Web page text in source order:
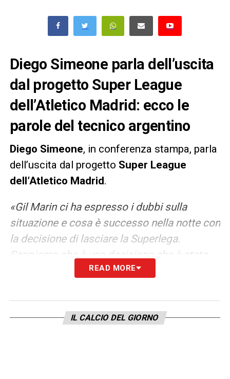
Diego Simeone parla dell’uscita
dal progetto Super League
dell’Atletico Madrid: ecco le
parole del tecnico argentino
Diego Simeone, in conferenza stampa, parla
dell’uscita dal progetto Super League
dell’Atletico Madrid.
«Gil Marin ci ha espresso i dubbi sulla
situazione e cosa è successo nella notte con
la decisione di lasciare la Superlega.
Sappiamo che è una decisione che è stata
presa guardando alla nostra gente e alla
tempo, non mi piace la demagogia. Quello
che penso lo dico alle persone a cui devo
READ MORE
IL CALCIO DEL GIORNO